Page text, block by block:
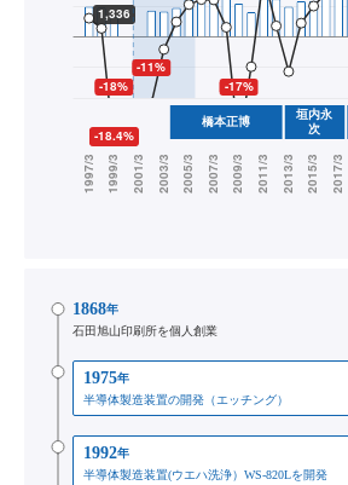
1868年
石田旭山印刷所を個人創業
1975年
半導体製造装置の開発（エッチング）
1992年
半導体製造装置(ウエハ洗浄）WS-820Lを開発